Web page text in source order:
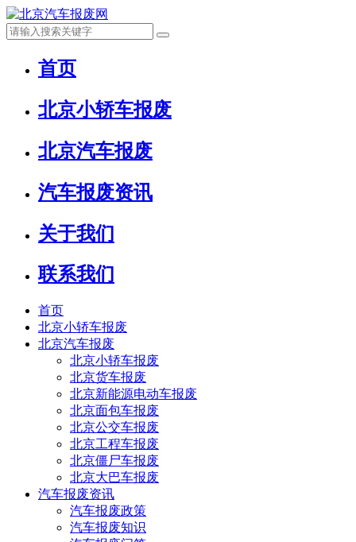
首页
北京小轿车报废
北京汽车报废
汽车报废资讯
关于我们
联系我们
首页
北京小轿车报废
北京汽车报废
北京小轿车报废
北京货车报废
北京新能源电动车报废
北京面包车报废
北京公交车报废
北京工程车报废
北京僵尸车报废
北京大巴车报废
汽车报废资讯
汽车报废政策
汽车报废知识